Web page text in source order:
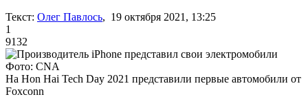
Текст: Олег Павлось, 19 октября 2021, 13:25
1
9132
Фото: CNA
На Hon Hai Tech Day 2021 представили первые автомобили от
Foxconn